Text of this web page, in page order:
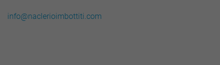
info@naclerioimbottiti.com